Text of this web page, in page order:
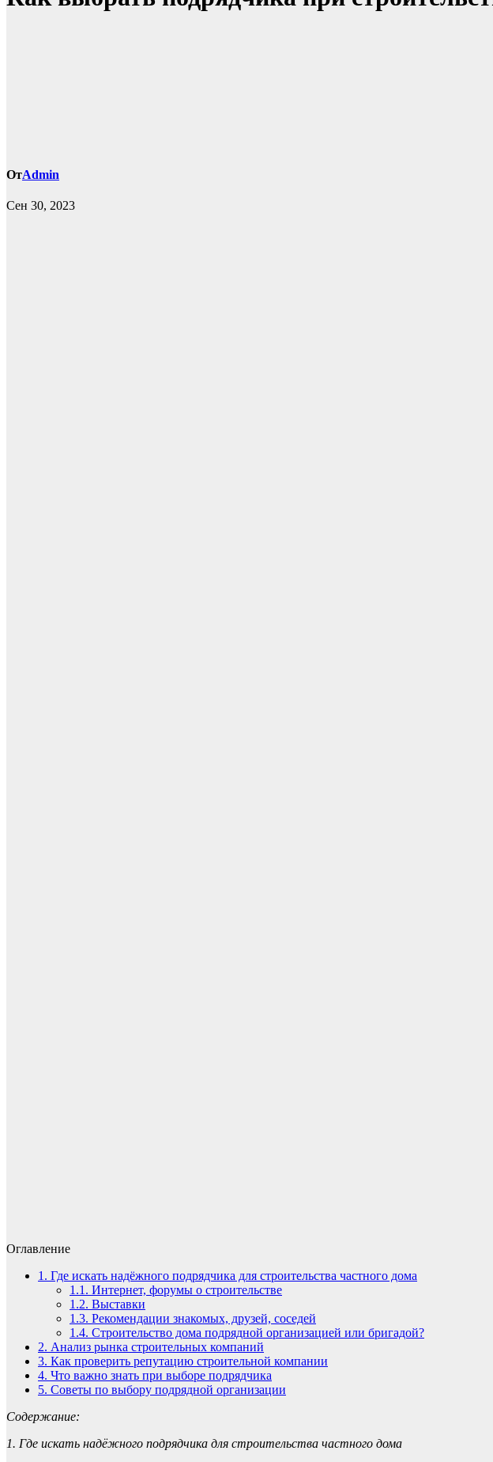
ОтAdmin
Сен 30, 2023
Оглавление
1. Где искать надёжного подрядчика для строительства частного дома
1.1. Интернет, форумы о строительстве
1.2. Выставки
1.3. Рекомендации знакомых, друзей, соседей
1.4. Строительство дома подрядной организацией или бригадой?
2. Анализ рынка строительных компаний
3. Как проверить репутацию строительной компании
4. Что важно знать при выборе подрядчика
5. Советы по выбору подрядной организации
Содержание:
1. Где искать надёжного подрядчика для строительства частного дома